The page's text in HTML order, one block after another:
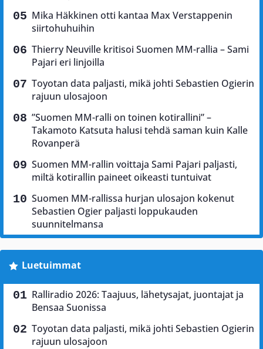
Mika Häkkinen otti kantaa Max Verstappenin
siirtohuhuihin
Thierry Neuville kritisoi Suomen MM-rallia – Sami
Pajari eri linjoilla
Toyotan data paljasti, mikä johti Sebastien Ogierin
rajuun ulosajoon
”Suomen MM-ralli on toinen kotirallini” –
Takamoto Katsuta halusi tehdä saman kuin Kalle
Rovanperä
Suomen MM-rallin voittaja Sami Pajari paljasti,
miltä kotirallin paineet oikeasti tuntuivat
Suomen MM-rallissa hurjan ulosajon kokenut
Sebastien Ogier paljasti loppukauden
suunnitelmansa
Luetuimmat
Ralliradio 2026: Taajuus, lähetysajat, juontajat ja
Bensaa Suonissa
Toyotan data paljasti, mikä johti Sebastien Ogierin
rajuun ulosajoon